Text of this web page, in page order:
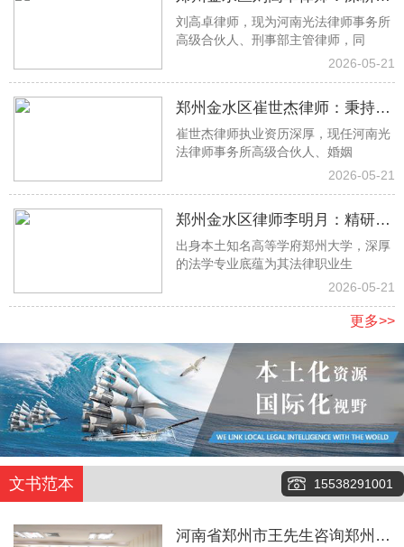
事辩护一线，以专业实力守护司
刘高卓律师，现为河南光法律师事务所
高级合伙人、刑事部主管律师，同
2026-05-21
郑州金水区崔世杰律师：秉持专
业初心 专攻婚姻家事法律难题
崔世杰律师执业资历深厚，现任河南光
法律师事务所高级合伙人、婚姻
2026-05-21
郑州金水区律师李明月：精研借
贷房产工程纠纷 专业助力权益落
出身本土知名高等学府郑州大学，深厚
的法学专业底蕴为其法律职业生
2026-05-21
更多>>
文书范本 15538291001
河南省郑州市王先生咨询郑州婚